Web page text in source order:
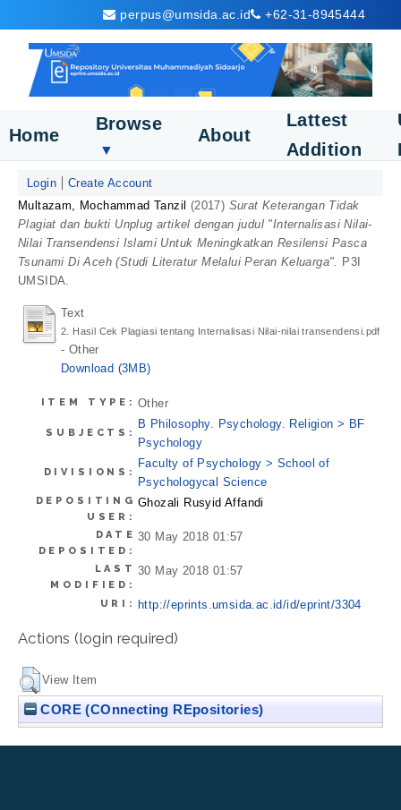
perpus@umsida.ac.id +62-31-8945444
Home
Browse
▼
About
Lattest
Addition
Login
Create Account
Multazam, Mochammad Tanzil (2017) Surat Keterangan Tidak
Plagiat dan bukti Unplug artikel dengan judul "Internalisasi Nilai-
Nilai Transendensi Islami Untuk Meningkatkan Resilensi Pasca
Tsunami Di Aceh (Studi Literatur Melalui Peran Keluarga". P3I
UMSIDA.
Text
2. Hasil Cek Plagiasi tentang Internalisasi Nilai-nilai transendensi.pdf
- Other
Download (3MB)
ITEM TYPE: Other
SUBJECTS:
B Philosophy. Psychology. Religion > BF
Psychology
DIVISIONS:
Faculty of Psychology > School of
Psychologycal Science
DEPOSITING
USER:
Ghozali Rusyid Affandi
DATE
DEPOSITED:
30 May 2018 01:57
LAST
MODIFIED:
30 May 2018 01:57
URI: http://eprints.umsida.ac.id/id/eprint/3304
Actions (login required)
View Item
CORE (COnnecting REpositories)